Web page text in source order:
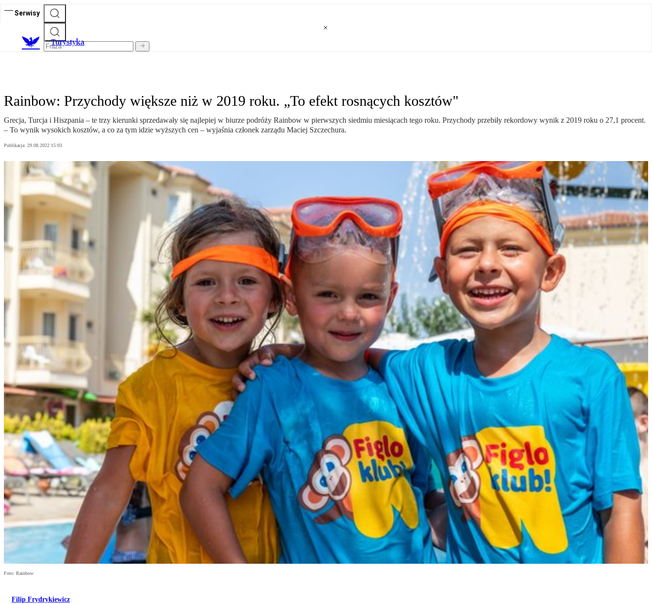
Serwisy
Turystyka
Rainbow: Przychody większe niż w 2019 roku. „To efekt rosnących kosztów"
Grecja, Turcja i Hiszpania – te trzy kierunki sprzedawały się najlepiej w biurze podróży Rainbow w pierwszych siedmiu miesiącach tego roku. Przychody przebiły rekordowy wynik z 2019 roku o 27,1 procent.
– To wynik wysokich kosztów, a co za tym idzie wyższych cen – wyjaśnia członek zarządu Maciej Szczechura.
Publikacja: 29.08.2022 15:03
Foto: Rainbow
Filip Frydrykiewicz